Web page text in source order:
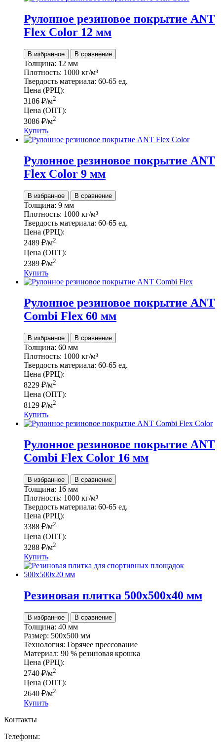
Рулонное резиновое покрытие АNТ
Flex Color 12 мм
В избранное В сравнение
Толщина: 12 мм
Плотность: 1000 кг/м³
Твердость материала: 60-65 ед.
Цена (РРЦ):
3186 ₽/м2
Цена (ОПТ):
3086 ₽/м2
Купить
Рулонное резиновое покрытие АNТ
Flex Color 9 мм
В избранное В сравнение
Толщина: 9 мм
Плотность: 1000 кг/м³
Твердость материала: 60-65 ед.
Цена (РРЦ):
2489 ₽/м2
Цена (ОПТ):
2389 ₽/м2
Купить
Рулонное резиновое покрытие ANT
Combi Flex 60 мм
В избранное В сравнение
Толщина: 60 мм
Плотность: 1000 кг/м³
Твердость материала: 60-65 ед.
Цена (РРЦ):
8229 ₽/м2
Цена (ОПТ):
8129 ₽/м2
Купить
Рулонное резиновое покрытие ANT
Сombi Flex Color 16 мм
В избранное В сравнение
Толщина: 16 мм
Плотность: 1000 кг/м³
Твердость материала: 60-65 ед.
Цена (РРЦ):
3388 ₽/м2
Цена (ОПТ):
3288 ₽/м2
Купить
Резиновая плитка 500х500х40 мм
В избранное В сравнение
Толщина: 40 мм
Размер: 500х500 мм
Технология: Горячее прессование
Материал: 90 % резиновая крошка
Цена (РРЦ):
2740 ₽/м2
Цена (ОПТ):
2640 ₽/м2
Купить
Контакты
Телефоны: